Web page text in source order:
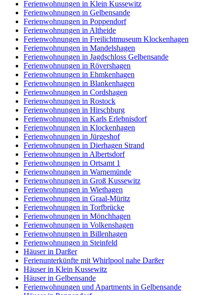
Ferienwohnungen in Klein Kussewitz
Ferienwohnungen in Gelbensande
Ferienwohnungen in Poppendorf
Ferienwohnungen in Altheide
Ferienwohnungen in Freilichtmuseum Klockenhagen
Ferienwohnungen in Mandelshagen
Ferienwohnungen in Jagdschloss Gelbensande
Ferienwohnungen in Rövershagen
Ferienwohnungen in Ehmkenhagen
Ferienwohnungen in Blankenhagen
Ferienwohnungen in Cordshagen
Ferienwohnungen in Rostock
Ferienwohnungen in Hirschburg
Ferienwohnungen in Karls Erlebnisdorf
Ferienwohnungen in Klockenhagen
Ferienwohnungen in Jürgeshof
Ferienwohnungen in Dierhagen Strand
Ferienwohnungen in Albertsdorf
Ferienwohnungen in Ortsamt 1
Ferienwohnungen in Warnemünde
Ferienwohnungen in Groß Kussewitz
Ferienwohnungen in Wiethagen
Ferienwohnungen in Graal-Müritz
Ferienwohnungen in Torfbrücke
Ferienwohnungen in Mönchhagen
Ferienwohnungen in Volkenshagen
Ferienwohnungen in Billenhagen
Ferienwohnungen in Steinfeld
Häuser in Darßer
Ferienunterkünfte mit Whirlpool nahe Darßer
Häuser in Klein Kussewitz
Häuser in Gelbensande
Ferienwohnungen und Apartments in Gelbensande